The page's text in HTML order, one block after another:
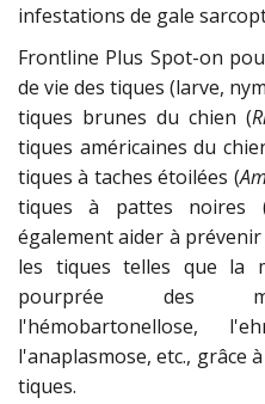
infestations de gale
Frontline Plus Spot-on
de vie des tiques (larve,
tiques brunes du chien (
tiques américaines du
tiques à taches étoilées (
tiques à pattes noires
également aider à
les tiques telles que la
pourprée des
l'hémobartonellose,
l'anaplasmose, etc., grâce
tiques.